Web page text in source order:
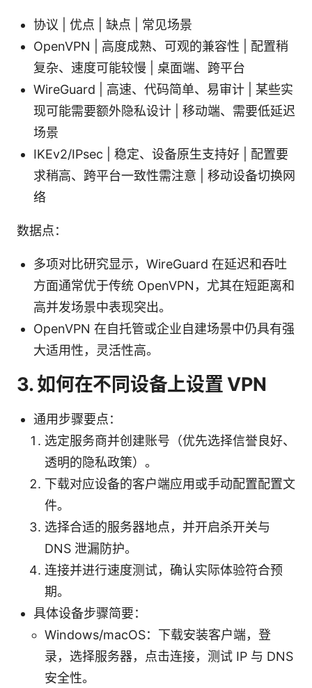
协议 | 优点 | 缺点 | 常见场景
OpenVPN | 高度成熟、可观的兼容性 | 配置稍
复杂、速度可能较慢 | 桌面端、跨平台
WireGuard | 高速、代码简单、易审计 | 某些实
现可能需要额外隐私设计 | 移动端、需要低延迟
场景
IKEv2/IPsec | 稳定、设备原生支持好 | 配置要
求稍高、跨平台一致性需注意 | 移动设备切换网
络
数据点：
多项对比研究显示，WireGuard 在延迟和吞吐
方面通常优于传统 OpenVPN，尤其在短距离和
高并发场景中表现突出。
OpenVPN 在自托管或企业自建场景中仍具有强
大适用性，灵活性高。
3. 如何在不同设备上设置 VPN
通用步骤要点：
选定服务商并创建账号（优先选择信誉良好、
透明的隐私政策）。
下载对应设备的客户端应用或手动配置配置文
件。
选择合适的服务器地点，并开启杀开关与
DNS 泄漏防护。
连接并进行速度测试，确认实际体验符合预
期。
具体设备步骤简要：
Windows/macOS：下载安装客户端，登
录，选择服务器，点击连接，测试 IP 与 DNS
安全性。